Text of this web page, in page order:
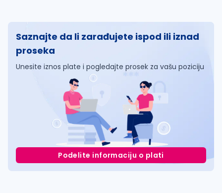
Saznajte da li zarađujete ispod ili iznad
proseka
Unesite iznos plate i pogledajte prosek za vašu poziciju
Podelite informaciju o plati